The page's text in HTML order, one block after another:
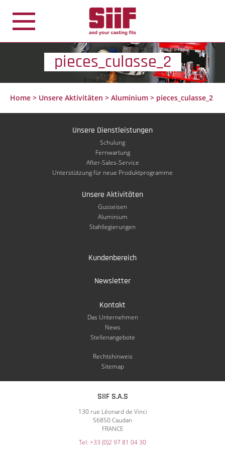
pieces_culasse_2
Home > Unsere Aktivitäten > Aluminium > pieces_culasse_2
Unsere Dienstleistungen
Schulung
Fernwartung
After-Sales-Service
Unterstützung für neue Produktprogramme
Unsere Aktivitäten
Gusseisen
Aluminium
Stahllegierungen
Kundenbereich
Newsletter
Kontakt
Das Unternehmen
News
Stellenangebote
Rechtshinweis
Sitemap
SIIF S.A.S
130 rue Léonard de Vinci
56850 Caudan
FRANCE
Tel: +33 (0)2 97 81 04 30